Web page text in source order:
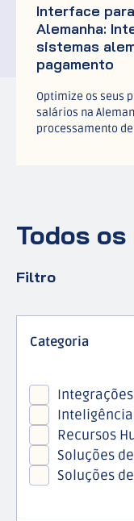
Interface
Alemanha:
sistemas
pagamento
Optimize os seus
salários na
processamento
Todos
Filtro
Categoria
Integrações
Recursos
Soluções
Soluções